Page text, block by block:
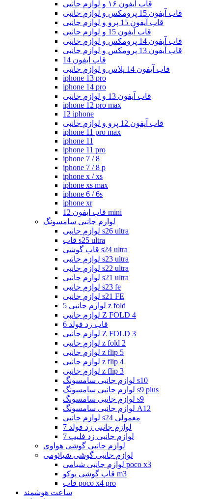
قاب آیفون ۱۶ و لوازم جانبی
قاب آیفون 15 پرومکس و لوازم جانبی
قاب آیفون 15 پرو و لوازم جانبی
قاب آیفون 15 و لوازم جانبی
قاب آیفون 14 پرومکس و لوازم جانبی
قاب آیفون 13 پرومکس و لوازم جانبی
قاب ایفون 14
قاب آیفون 14 پلاس و لوازم جانبی
iphone 13 pro
iphone 14 pro
قاب آیفون 13 و لوازم جانبی
iphone 12 pro max
12 iphone
قاب آیفون 12 پرو و لوازم جانبی
iphone 11 pro max
iphone 11
iphone 11 pro
iphone 7 / 8
iphone 7 / 8 p
iphone x / xs
iphone xs max
iphone 6 / 6s
iphone xr
قاب ایفون 12 mini
لوازم جانبی سامسونگ
لوازم جانبی s26 ultra
قاب s25 ultra
قاب گوشی s24 ultra
لوازم جانبی s23 ultra
لوازم جانبی s22 ultra
لوازم جانبی s21 ultra
لوازم جانبی s23 fe
لوازم جانبی s21 FE
لوازم جانبی 5 z fold
لوازم جانبی Z FOLD 4
قاب زد فولد 6
لوازم جانبی Z FOLD 3
لوازم جانبی z fold 2
لوازم جانبی z flip 5
لوازم جانبی z flip 4
لوازم جانبی z flip 3
لوازم جانبی سامسونگ s10
لوازم جانبی سامسونگ s9 plus
لوازم جانبی سامسونگ s9
لوازم جانبی سامسونگ A12
لوازم جانبی s24 معمولی
لوازم جانبی زد فولد 7
لوازم جانبی زد فلیپ 7
لوازم جانبی گوشی هواوی
لوازم جانبی گوشی شیائومی
لوازم جانبی شیامی poco x3
قاب گوشی پوکو m3
قاب poco x4 pro
ساعت هوشمند